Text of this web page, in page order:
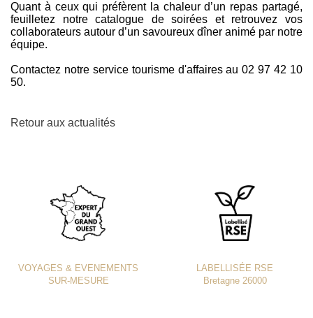
Quant à ceux qui préfèrent la chaleur d’un repas partagé,
feuilletez notre catalogue de soirées et retrouvez vos
collaborateurs autour d’un savoureux dîner animé par notre
équipe.
Contactez notre service tourisme d'affaires au 02 97 42 10
50.
Retour aux actualités
VOYAGES & EVENEMENTS
SUR-MESURE
LABELLISÉE RSE
Bretagne 26000